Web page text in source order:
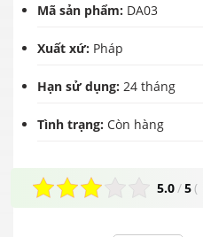
Mã sản phẩm: DA03
Xuất xứ: Pháp
Hạn sử dụng: 24 tháng
Tình trạng: Còn hàng
5.0 /5(